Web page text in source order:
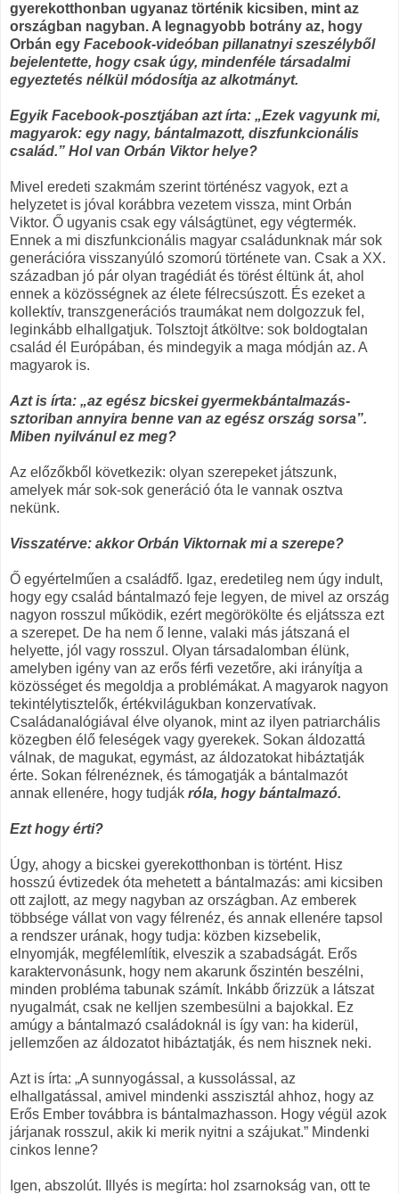
gyerekotthonban ugyanaz történik kicsiben, mint az
országban nagyban. A legnagyobb botrány az, hogy
Orbán egy Facebook-videóban pillanatnyi szeszélyből
bejelentette, hogy csak úgy, mindenféle társadalmi
egyeztetés nélkül módosítja az alkotmányt.
Egyik Facebook-posztjában azt írta: „Ezek vagyunk mi,
magyarok: egy nagy, bántalmazott, diszfunkcionális
család.” Hol van Orbán Viktor helye?
Mivel eredeti szakmám szerint történész vagyok, ezt a
helyzetet is jóval korábbra vezetem vissza, mint Orbán
Viktor. Ő ugyanis csak egy válságtünet, egy végtermék.
Ennek a mi diszfunkcionális magyar családunknak már sok
generációra visszanyúló szomorú története van. Csak a XX.
században jó pár olyan tragédiát és törést éltünk át, ahol
ennek a közösségnek az élete félrecsúszott. És ezeket a
kollektív, transzgenerációs traumákat nem dolgozzuk fel,
leginkább elhallgatjuk. Tolsztojt átköltve: sok boldogtalan
család él Európában, és mindegyik a maga módján az. A
magyarok is.
Azt is írta: „az egész bicskei gyermekbántalmazás-
sztoriban annyira benne van az egész ország sorsa”.
Miben nyilvánul ez meg?
Az előzőkből következik: olyan szerepeket játszunk,
amelyek már sok-sok generáció óta le vannak osztva
nekünk.
Visszatérve: akkor Orbán Viktornak mi a szerepe?
Ő egyértelműen a családfő. Igaz, eredetileg nem úgy indult,
hogy egy család bántalmazó feje legyen, de mivel az ország
nagyon rosszul működik, ezért megörökölte és eljátssza ezt
a szerepet. De ha nem ő lenne, valaki más játszaná el
helyette, jól vagy rosszul. Olyan társadalomban élünk,
amelyben igény van az erős férfi vezetőre, aki irányítja a
közösséget és megoldja a problémákat. A magyarok nagyon
tekintélytisztelők, értékvilágukban konzervatívak.
Családanalógiával élve olyanok, mint az ilyen patriarchális
közegben élő feleségek vagy gyerekek. Sokan áldozattá
válnak, de magukat, egymást, az áldozatokat hibáztatják
érte. Sokan félrenéznek, és támogatják a bántalmazót
annak ellenére, hogy tudják róla, hogy bántalmazó.
Ezt hogy érti?
Úgy, ahogy a bicskei gyerekotthonban is történt. Hisz
hosszú évtizedek óta mehetett a bántalmazás: ami kicsiben
ott zajlott, az megy nagyban az országban. Az emberek
többsége vállat von vagy félrenéz, és annak ellenére tapsol
a rendszer urának, hogy tudja: közben kizsebelik,
elnyomják, megfélemlítik, elveszik a szabadságát. Erős
karaktervonásunk, hogy nem akarunk őszintén beszélni,
minden probléma tabunak számít. Inkább őrizzük a látszat
nyugalmát, csak ne kelljen szembesülni a bajokkal. Ez
amúgy a bántalmazó családoknál is így van: ha kiderül,
jellemzően az áldozatot hibáztatják, és nem hisznek neki.
Azt is írta: „A sunnyogással, a kussolással, az
elhallgatással, amivel mindenki asszisztál ahhoz, hogy az
Erős Ember továbbra is bántalmazhasson. Hogy végül azok
járjanak rosszul, akik ki merik nyitni a szájukat.” Mindenki
cinkos lenne?
Igen, abszolút. Illyés is megírta: hol zsarnokság van, ott te